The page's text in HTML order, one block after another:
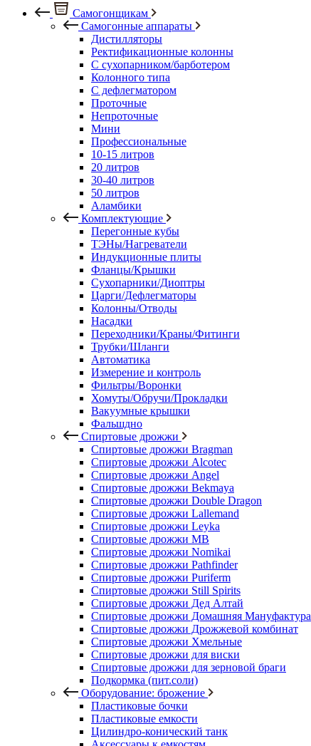
Самогонщикам
Самогонные аппараты
Дистилляторы
Ректификационные колонны
С сухопарником/барботером
Колонного типа
С дефлегматором
Проточные
Непроточные
Мини
Профессиональные
10-15 литров
20 литров
30-40 литров
50 литров
Аламбики
Комплектующие
Перегонные кубы
ТЭНы/Нагреватели
Индукционные плиты
Фланцы/Крышки
Сухопарники/Диоптры
Царги/Дефлегматоры
Колонны/Отводы
Насадки
Переходники/Краны/Фитинги
Трубки/Шланги
Автоматика
Измерение и контроль
Фильтры/Воронки
Хомуты/Обручи/Прокладки
Вакуумные крышки
Фальшдно
Спиртовые дрожжи
Спиртовые дрожжи Bragman
Спиртовые дрожжи Alcotec
Спиртовые дрожжи Angel
Спиртовые дрожжи Bekmaya
Спиртовые дрожжи Double Dragon
Спиртовые дрожжи Lallemand
Спиртовые дрожжи Leyka
Спиртовые дрожжи MB
Спиртовые дрожжи Nomikai
Спиртовые дрожжи Pathfinder
Спиртовые дрожжи Puriferm
Спиртовые дрожжи Still Spirits
Спиртовые дрожжи Дед Алтай
Спиртовые дрожжи Домашняя Мануфактура
Спиртовые дрожжи Дрожжевой комбинат
Спиртовые дрожжи Хмельные
Спиртовые дрожжи для виски
Спиртовые дрожжи для зерновой браги
Подкормка (пит.соли)
Оборудование: брожение
Пластиковые бочки
Пластиковые емкости
Цилиндро-конический танк